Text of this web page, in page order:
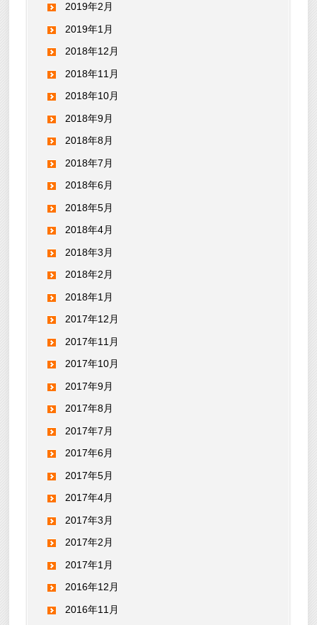
2019年2月
2019年1月
2018年12月
2018年11月
2018年10月
2018年9月
2018年8月
2018年7月
2018年6月
2018年5月
2018年4月
2018年3月
2018年2月
2018年1月
2017年12月
2017年11月
2017年10月
2017年9月
2017年8月
2017年7月
2017年6月
2017年5月
2017年4月
2017年3月
2017年2月
2017年1月
2016年12月
2016年11月